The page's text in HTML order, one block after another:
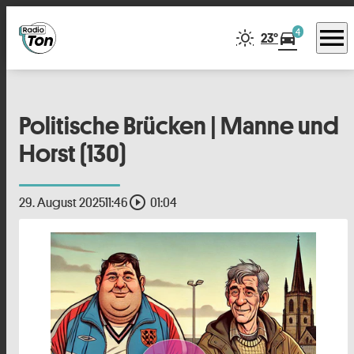
23°directions_car4 menu
Politische Brücken | Manne und
Horst (130)
29. August 202511:46play_circle_outline 01:04